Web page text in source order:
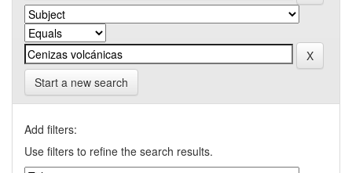
Start a new search
Add filters:
Use filters to refine the search results.